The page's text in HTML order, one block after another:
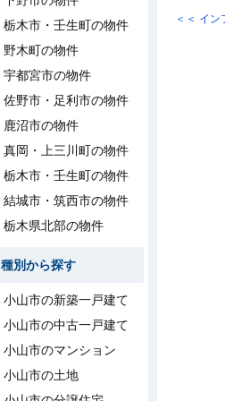
＜＜ イ
栃木市・壬生町の物件
野木町の物件
宇都宮市の物件
佐野市・足利市の物件
鹿沼市の物件
真岡・上三川町の物件
栃木市・壬生町の物件
結城市・筑西市の物件
栃木県北部の物件
種別から探す
小山市の新築一戸建て
小山市の中古一戸建て
小山市のマンション
小山市の土地